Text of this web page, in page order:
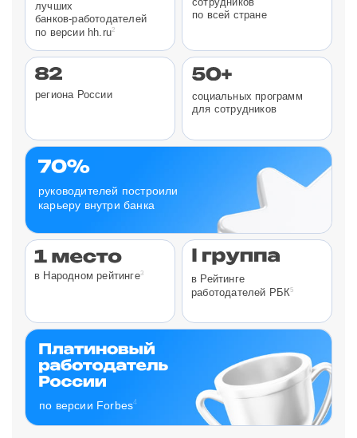
лучших
банков-работодателей
по версии hh.ru2
по всей стране
региона России
социальных программ
для сотрудников
руководителей построили
карьеру внутри банка
в Народном рейтинге3
по версии Forbes4
в Рейтинге
работодателей РБК5